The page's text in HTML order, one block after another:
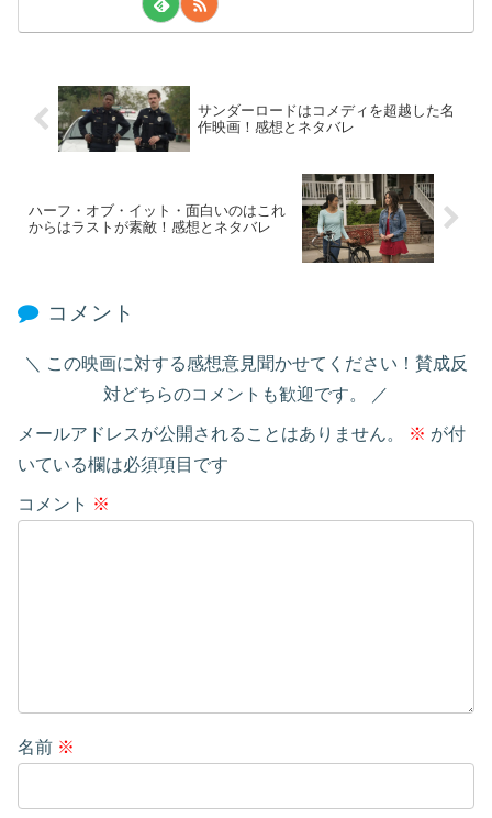
サンダーロードはコメディを超越した名
作映画！感想とネタバレ
ハーフ・オブ・イット・面白いのはこれ
からはラストが素敵！感想とネタバレ
コメント
この映画に対する感想意見聞かせてください！賛成反
対どちらのコメントも歓迎です。
メールアドレスが公開されることはありません。 ※ が付
いている欄は必須項目です
コメント ※
名前 ※